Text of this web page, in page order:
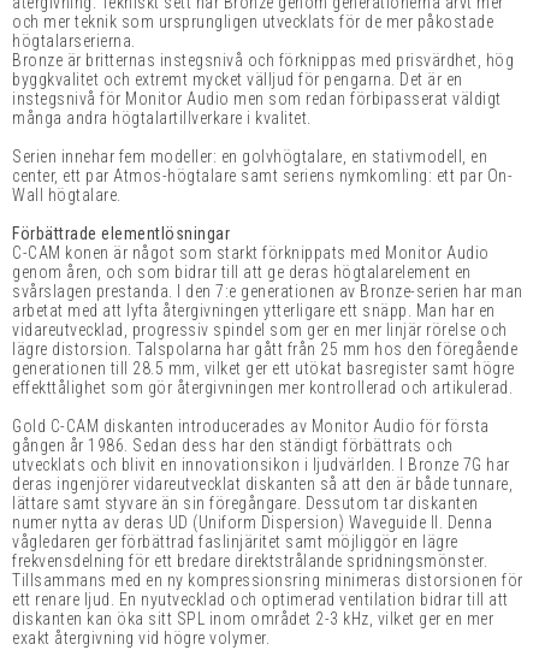
och mer teknik som ursprungligen utvecklats för de mer påkostade
högtalarserierna.
Bronze är britternas instegsnivå och förknippas med prisvärdhet, hög
byggkvalitet och extremt mycket välljud för pengarna. Det är en
instegsnivå för Monitor Audio men som redan förbipasserat väldigt
många andra högtalartillverkare i kvalitet.
Serien innehar fem modeller: en golvhögtalare, en stativmodell, en
center, ett par Atmos-högtalare samt seriens nymkomling: ett par On-
Wall högtalare.
Förbättrade elementlösningar
C-CAM konen är något som starkt förknippats med Monitor Audio
genom åren, och som bidrar till att ge deras högtalarelement en
svårslagen prestanda. I den 7:e generationen av Bronze-serien har man
arbetat med att lyfta återgivningen ytterligare ett snäpp. Man har en
vidareutvecklad, progressiv spindel som ger en mer linjär rörelse och
lägre distorsion. Talspolarna har gått från 25 mm hos den föregående
generationen till 28.5 mm, vilket ger ett utökat basregister samt högre
effekttålighet som gör återgivningen mer kontrollerad och artikulerad.
Gold C-CAM diskanten introducerades av Monitor Audio för första
gången år 1986. Sedan dess har den ständigt förbättrats och
utvecklats och blivit en innovationsikon i ljudvärlden. I Bronze 7G har
deras ingenjörer vidareutvecklat diskanten så att den är både tunnare,
lättare samt styvare än sin föregångare. Dessutom tar diskanten
numer nytta av deras UD (Uniform Dispersion) Waveguide II. Denna
vågledaren ger förbättrad faslinjäritet samt möjliggör en lägre
frekvensdelning för ett bredare direktstrålande spridningsmönster.
Tillsammans med en ny kompressionsring minimeras distorsionen för
ett renare ljud. En nyutvecklad och optimerad ventilation bidrar till att
diskanten kan öka sitt SPL inom området 2-3 kHz, vilket ger en mer
exakt återgivning vid högre volymer.